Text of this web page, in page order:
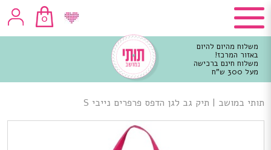
0
משלוח מהיום להיום
באזור המרכז!
משלוח חינם ברכישה
מעל 300 ש"ח
מרכזי
תותי במושב | תיק גב לגן הדפס פרפרים נייבי S